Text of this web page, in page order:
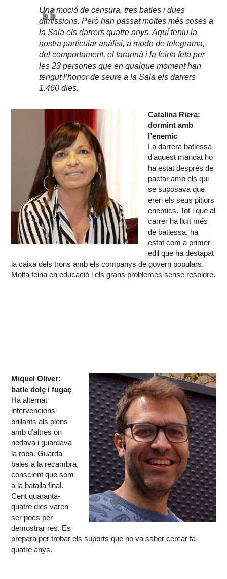
Una moció de censura, tres batles i dues
dimissions. Però han passat moltes més coses a
la Sala els darrers quatre anys. Aquí teniu la
nostra particular anàlisi, a mode de telegrama,
del comportament, el tarannà i la feina feta per
les 23 persones que en qualque moment han
tengut l’honor de seure a la Sala els darrers
1.460 dies.
Catalina Riera:
dormint amb
l’enemic
La darrera batlessa
d’aquest mandat ho
ha estat després de
pactar amb els qui
se suposava que
eren els seus pitjors
enemics. Tot i que al
carrer ha lluït més
de batlessa, ha
estat com a primer
edil que ha destapat
la caixa dels trons amb els companys de govern populars.
Molta feina en educació i els grans problemes sense resoldre.
Miquel Oliver:
batle dolç i fugaç
Ha alternat
intervencions
brillants als plens
amb d’altres on
nedava i guardava
la roba. Guarda
bales a la recambra,
conscient que som
a la batalla final.
Cent quaranta-
quatre dies varen
ser pocs per
demostrar res. Es
prepara per trobar els suports que no va saber cercar fa
quatre anys.